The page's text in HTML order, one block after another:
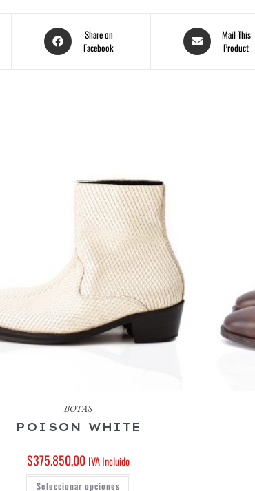
Share on
Facebook
Mail This
Product
BOTAS
POISON WHITE
$375.850,00 IVA Incluido
Seleccionar opciones